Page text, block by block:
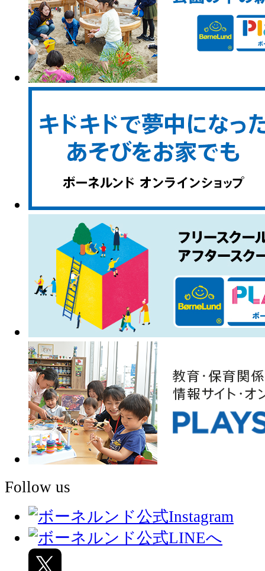
Follow us